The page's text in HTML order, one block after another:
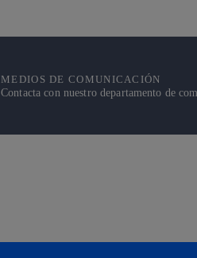
MEDIOS DE COMUNICACIÓN
Contacta con nuestro departamento de